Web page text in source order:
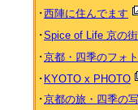
･西陣に住んでます
･Spice of Life 京の
･京都・四季のフォ
･ KYOTO x PHOTO
･京都の旅・四季の